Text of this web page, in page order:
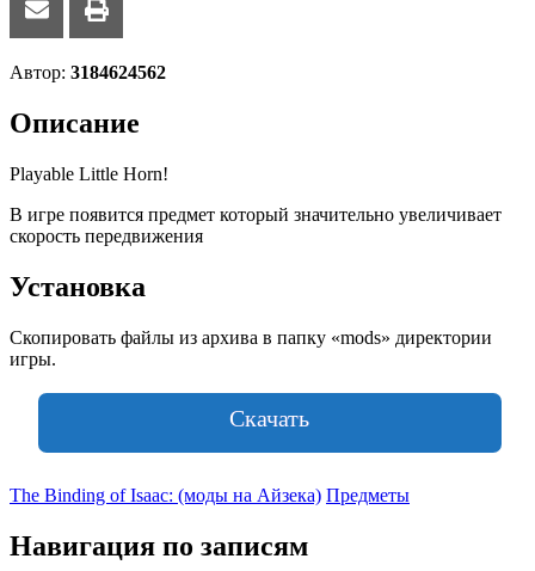
Автор: 3184624562
Описание
Playable Little Horn!
В игре появится предмет который значительно увеличивает
скорость передвижения
Установка
Скопировать файлы из архива в папку «mods» директории
игры.
Скачать
The Binding of Isaac: (моды на Айзека) Предметы
Навигация по записям